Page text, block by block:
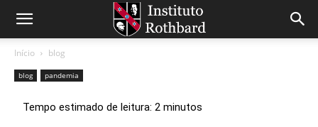
Início blog
blog pandemia